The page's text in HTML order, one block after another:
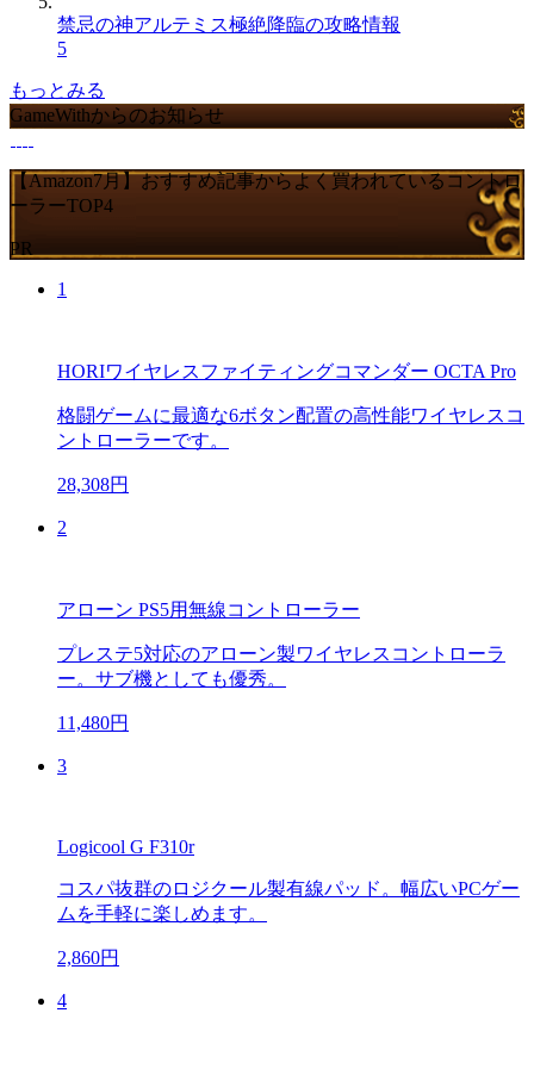
禁忌の神アルテミス極絶降臨の攻略情報
5
もっとみる
GameWithからのお知らせ
【Amazon7月】おすすめ記事からよく買われているコントロ
ーラーTOP4
PR
1
HORIワイヤレスファイティングコマンダー OCTA Pro
格闘ゲームに最適な6ボタン配置の高性能ワイヤレスコ
ントローラーです。
28,308円
2
アローン PS5用無線コントローラー
プレステ5対応のアローン製ワイヤレスコントローラ
ー。サブ機としても優秀。
11,480円
3
Logicool G F310r
コスパ抜群のロジクール製有線パッド。幅広いPCゲー
ムを手軽に楽しめます。
2,860円
4